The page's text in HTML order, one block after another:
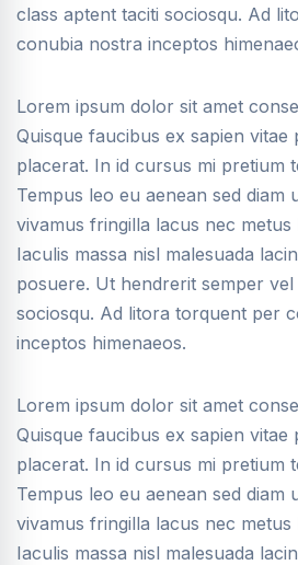
class aptent taciti sociosqu. Ad
conubia nostra inceptos
Lorem ipsum dolor sit amet
Quisque faucibus ex sapien vitae
placerat. In id cursus mi pretium
Tempus leo eu aenean sed diam
vivamus fringilla lacus nec metus
Iaculis massa nisl malesuada
posuere. Ut hendrerit semper
sociosqu. Ad litora torquent per
inceptos himenaeos.
Lorem ipsum dolor sit amet
Quisque faucibus ex sapien vitae
placerat. In id cursus mi pretium
Tempus leo eu aenean sed diam
vivamus fringilla lacus nec metus
Iaculis massa nisl malesuada